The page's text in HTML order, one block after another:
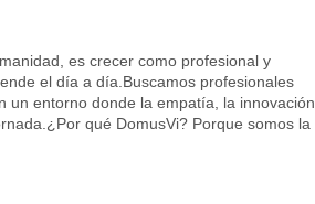
es crecer como profesional y
el día a día.Buscamos profesionales
un entorno donde la empatía, la innovación
qué DomusVi? Porque somos la